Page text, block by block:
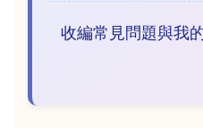
收編常見問題與我